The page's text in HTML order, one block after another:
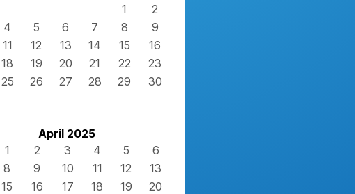
1
2
4 5 6 7 8
9
11 12 13 14 15
16
18 19 20 21 22
23
25 26 27 28 29
30
April 2025
1
2 3 4 5
6
8 9 10 11 12
13
15 16 17 18 19
20